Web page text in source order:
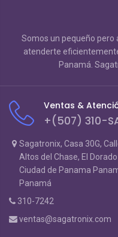
Somos un pequeño pero
atenderte
Panamá.
Ventas &
+(507) 310-
Sagatronix, Casa 30G,
Altos del Chase, El Dorado
Ciudad de Panama
Panamá
310-7242
ventas@sagatronix.com